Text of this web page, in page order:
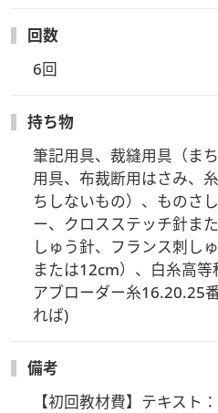
一年間半で３コースのカリキュ
（今期は白糸刺しゅう）
回数
6回
持ち物
筆記用具、裁縫用具（ま
用具、布裁断用はさみ、
ちしないもの）、ものさ
ー、クロスステッチ針ま
しゅう針、フランス刺し
または12cm）、白糸高
アブローダー糸16.20.25
れば)
備考
【初回教材費】テキスト